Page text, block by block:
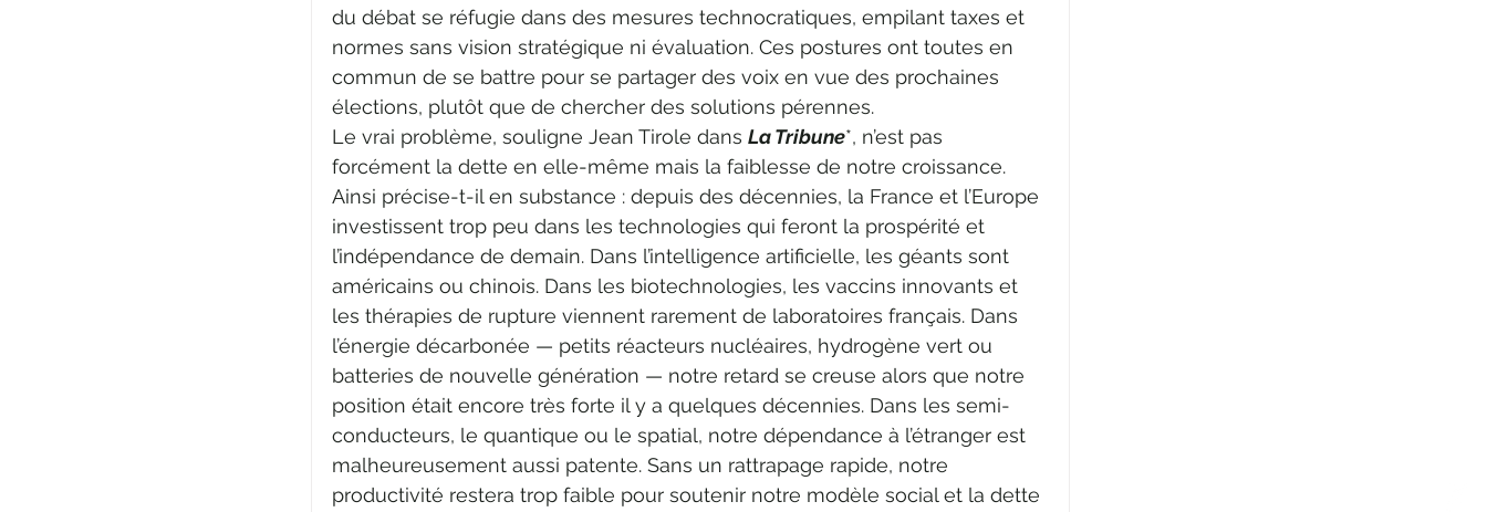
du débat se réfugie dans des mesures technocratiques, empilant taxes et
normes sans vision stratégique ni évaluation. Ces postures ont toutes en
commun de se battre pour se partager des voix en vue des prochaines
élections, plutôt que de chercher des solutions pérennes.
Le vrai problème, souligne Jean Tirole dans La Tribune*, n’est pas
forcément la dette en elle-même mais la faiblesse de notre croissance.
Ainsi précise-t-il en substance : depuis des décennies, la France et l’Europe
investissent trop peu dans les technologies qui feront la prospérité et
l’indépendance de demain. Dans l’intelligence artificielle, les géants sont
américains ou chinois. Dans les biotechnologies, les vaccins innovants et
les thérapies de rupture viennent rarement de laboratoires français. Dans
l’énergie décarbonée — petits réacteurs nucléaires, hydrogène vert ou
batteries de nouvelle génération — notre retard se creuse alors que notre
position était encore très forte il y a quelques décennies. Dans les semi-
conducteurs, le quantique ou le spatial, notre dépendance à l’étranger est
malheureusement aussi patente. Sans un rattrapage rapide, notre
productivité restera trop faible pour soutenir notre modèle social et la dette